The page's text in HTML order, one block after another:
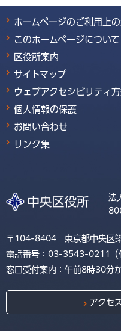
ホームページのご利用上
このホームページについて
区役所案内
サイトマップ
ウェブアクセシビリティ
個人情報の保護
お問い合わせ
リンク集
法
〒104-8404 東京都中央区
電話番号：03-3543-0211（
窓口受付案内：午前8時30分
アクセ